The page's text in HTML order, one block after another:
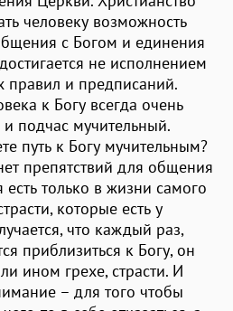
человеку возможность
с Богом и единения
не исполнением
правил и предписаний.
к Богу всегда очень
подчас мучительный.
путь к Богу мучительным?
препятствий для общения
есть только в жизни самого
которые есть у
что каждый раз,
приблизиться к Богу, он
ином грехе, страсти. И
– для того чтобы